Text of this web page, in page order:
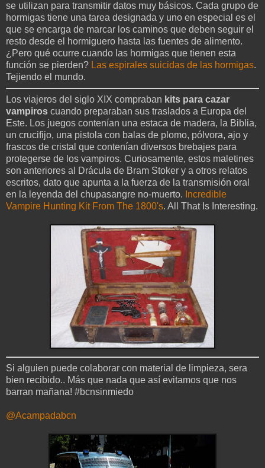
se utilizan para transmitir datos muy básicos. Cada grupo de
hormigas tiene una tarea designada y uno en especial es el
que se encarga de marcar los caminos que deben seguir el
resto desde el hormiguero hasta las fuentes de alimento.
¿Pero qué ocurre cuando las hormigas que tienen esta
función se pierden? Las espirales suicidas de las hormigas.
Tejiendo el mundo.
Los viajeros del siglo XIX compraban kits para cazar
vampiros cuando preparaban sus traslados a Europa del
Este. Los juegos contenían una estaca de madera, la Biblia,
un crucifijo, una pistola con balas de plomo, pólvora, ajo y
frascos de cristal que contenían diversos brebajes para
protegerse de los vampiros. Curiosamente, estos maletines
son anteriores al Drácula de Bram Stoker y a otros relatos
escritos, dato que apunta a la fuerza de la transmisión oral
en la leyenda del chupasangre no-muerto. Incredible
Vampire Hunting Kit From The 1800's. All That Is Interesting.
Si alguien puede colaborar con material de limpieza, sera
bien recibido.. Más que nada que así evitamos que nos
barran mañana! #bcnsinmiedo
@Acampadabcn